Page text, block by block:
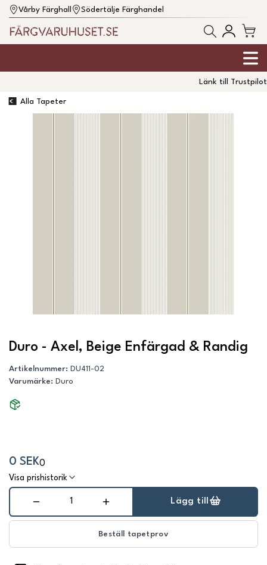
Vårby Färghall Södertälje Färghandel
Länk till Trustpilot
Alla Tapeter
Duro - Axel, Beige Enfärgad & Randig
Artikelnummer: DU411-02
Varumärke: Duro
0 SEK0
Visa prishistorik
Lägg till
Beställ tapetprov